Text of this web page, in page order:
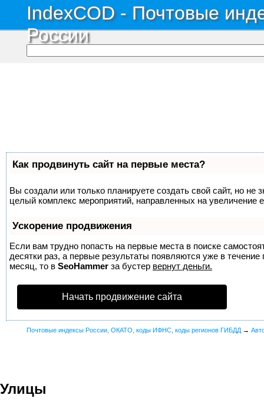
IndexCOD - Почтовые
России
Как продвинуть сайт на первые места?
Вы создали или только планируете создать свой сайт, но не
целый комплекс мероприятий, направленных на увеличение
Ускорение продвижения
Если вам трудно попасть на первые места в поиске
десятки раз, а первые результаты появляются уже в
месяц, то в SeoHammer за бустер вернут деньги.
Начать продвижение сайта
Почтовые индексы России, ОКАТО, коды ИФНС, коды регионов ГИБДД →
Улицы